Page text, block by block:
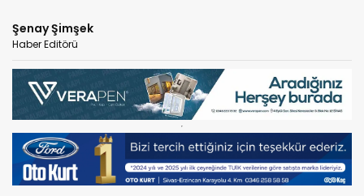
Şenay Şimşek
Haber Editörü